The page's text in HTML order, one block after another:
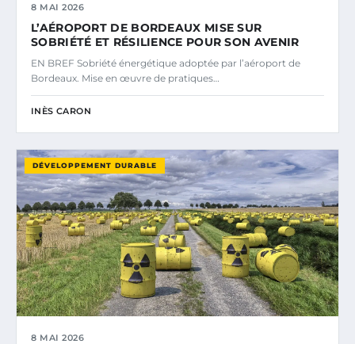
8 MAI 2026
L’AÉROPORT DE BORDEAUX MISE SUR
SOBRIÉTÉ ET RÉSILIENCE POUR SON AVENIR
EN BREF Sobriété énergétique adoptée par l’aéroport de
Bordeaux. Mise en œuvre de pratiques…
INÈS CARON
DÉVELOPPEMENT DURABLE
8 MAI 2026